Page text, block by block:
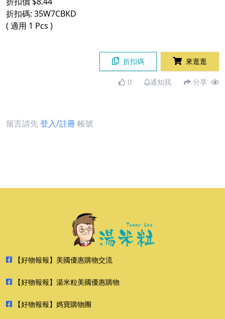
折扣碼: 35W7CBKD
( 適用 1 Pcs )
折扣碼 來逛逛
0 通知我 分享
留言請先登入/註冊帳號
【好物報報】美國優惠購物交流
【好物報報】湯米粒美國優惠購物
【好物報報】媽寶購物團